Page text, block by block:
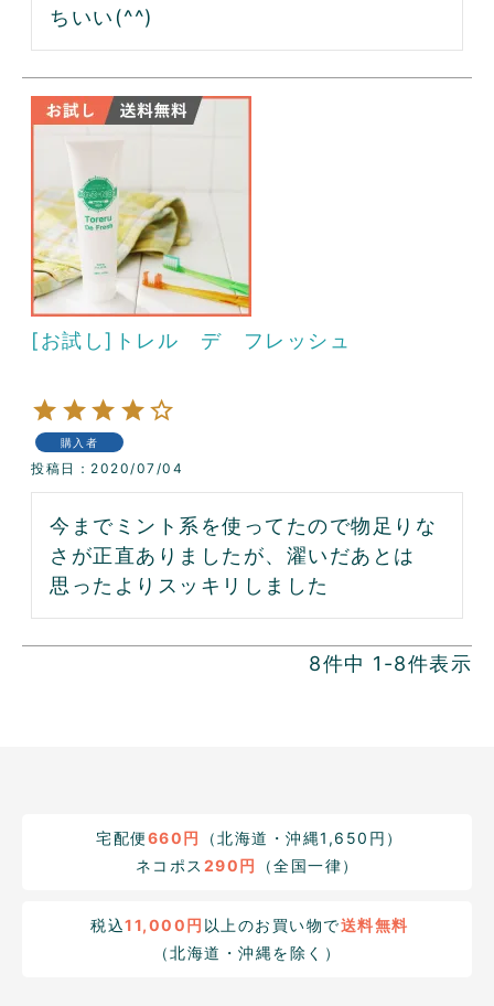
ちいい(^^)
[お試し]トレル デ フレッシュ
購入者
投稿日 2020/07/04
今までミント系を使ってたので物足りな
さが正直ありましたが、濯いだあとは
思ったよりスッキリしました
8件中 1 -8件表示
宅配便660円
（北海道・沖縄1,650円）
ネコポス 290円 （全国一律）
税込11,000円 以上のお買い物で送料無料
（北海道・沖縄を除く）